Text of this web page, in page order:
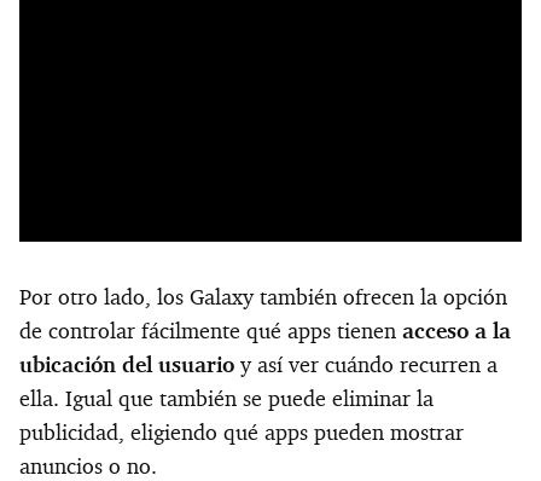
Por otro lado, los Galaxy también ofrecen la opción
de controlar fácilmente qué apps tienen acceso a la
ubicación del usuario y así ver cuándo recurren a
ella. Igual que también se puede eliminar la
publicidad, eligiendo qué apps pueden mostrar
anuncios o no.